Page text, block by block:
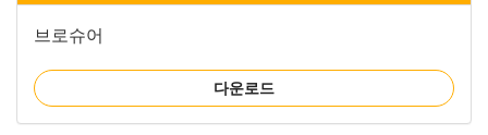
브로슈어
다운로드